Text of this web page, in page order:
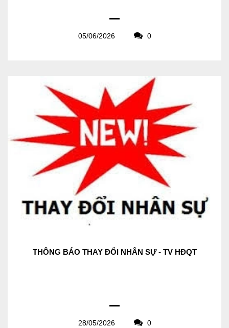
05/06/2026 0
THÔNG BÁO THAY ĐỔI NHÂN SỰ - TV HĐQT
28/05/2026 0